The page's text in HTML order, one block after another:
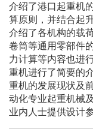
介绍了港口起重机
算原则，并结合起
介绍了各机构的载
卷筒等通用零部件
力计算等内容也进
重机进行了简要的
重机的发展现状及
动化专业起重机械
业内人士提供设计参